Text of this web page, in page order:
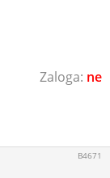
ne
B4671